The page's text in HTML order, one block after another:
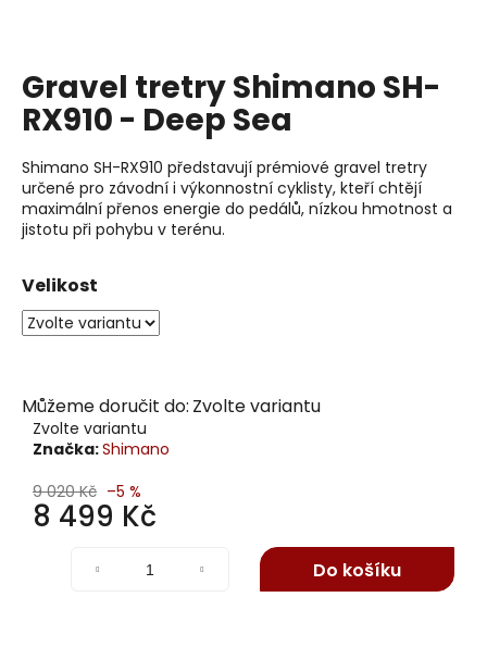
Gravel tretry Shimano SH-
RX910 - Deep Sea
Shimano SH-RX910 představují prémiové gravel tretry
určené pro závodní i výkonnostní cyklisty, kteří chtějí
maximální přenos energie do pedálů, nízkou hmotnost a
jistotu při pohybu v terénu.
Velikost
Můžeme doručit do: Zvolte variantu
Zvolte variantu
Značka:Shimano
9 020 Kč –5 %
8 499 Kč
Do košíku
t
?
Hledat
D
o
r
u
č